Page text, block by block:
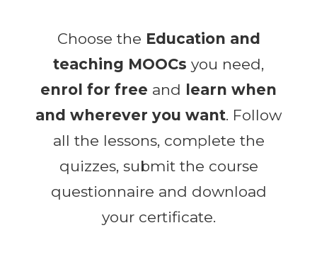
Choose the Education and
teaching MOOCs you need,
enrol for free and learn when
and wherever you want. Follow
all the lessons, complete the
quizzes, submit the course
questionnaire and download
your certificate.